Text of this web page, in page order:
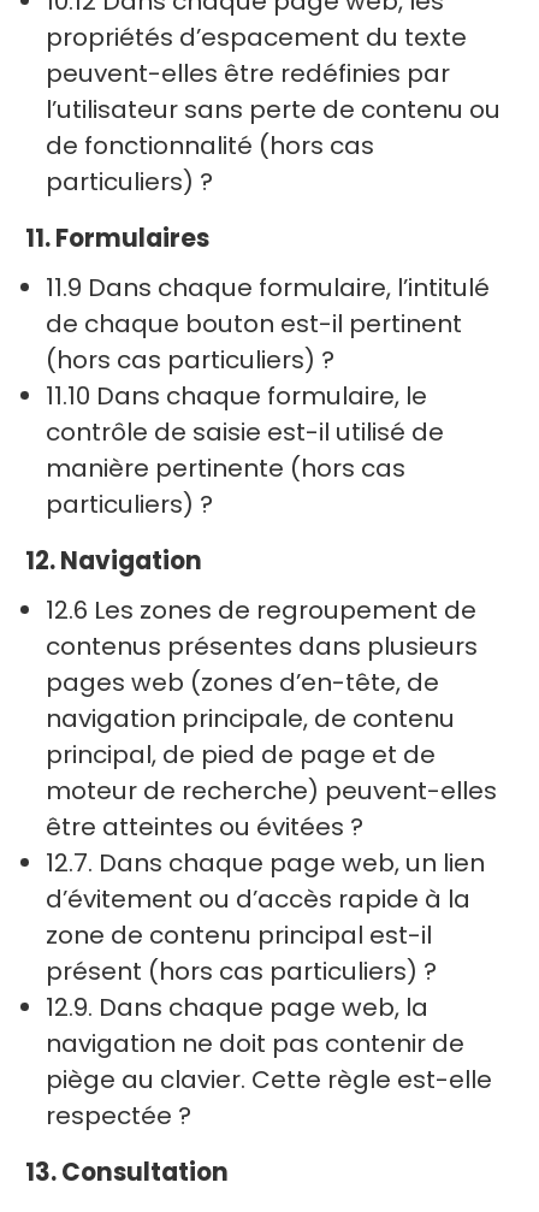
propriétés d’espacement du texte
peuvent-elles être redéfinies par
l’utilisateur sans perte de contenu ou
de fonctionnalité (hors cas
particuliers) ?
11. Formulaires
11.9 Dans chaque formulaire, l’intitulé
de chaque bouton est-il pertinent
(hors cas particuliers) ?
11.10 Dans chaque formulaire, le
contrôle de saisie est-il utilisé de
manière pertinente (hors cas
particuliers) ?
12. Navigation
12.6 Les zones de regroupement de
contenus présentes dans plusieurs
pages web (zones d’en-tête, de
navigation principale, de contenu
principal, de pied de page et de
moteur de recherche) peuvent-elles
être atteintes ou évitées ?
12.7. Dans chaque page web, un lien
d’évitement ou d’accès rapide à la
zone de contenu principal est-il
présent (hors cas particuliers) ?
12.9. Dans chaque page web, la
navigation ne doit pas contenir de
piège au clavier. Cette règle est-elle
respectée ?
13. Consultation